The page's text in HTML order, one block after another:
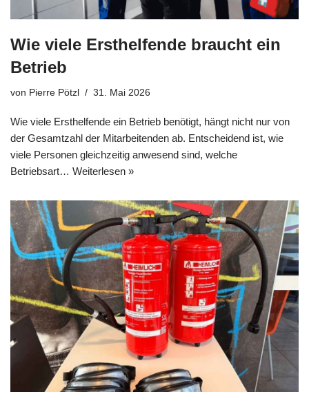
Wie viele Ersthelfende braucht ein
Betrieb
von Pierre Pötzl 31. Mai 2026
Wie viele Ersthelfende ein Betrieb benötigt, hängt nicht nur von
der Gesamtzahl der Mitarbeitenden ab. Entscheidend ist, wie
viele Personen gleichzeitig anwesend sind, welche
Betriebsart… Weiterlesen »